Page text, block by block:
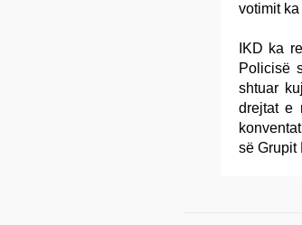
votimit
IKD ka
Policisë
shtuar
drejtat e
së Grupit